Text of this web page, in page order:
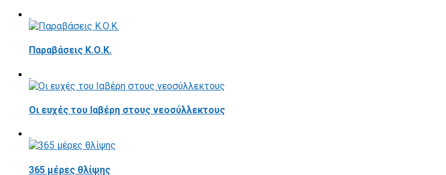
Παραβάσεις Κ.Ο.Κ.
Οι ευχές του Ιαβέρη στους νεοσύλλεκτους
365 μέρες θλίψης